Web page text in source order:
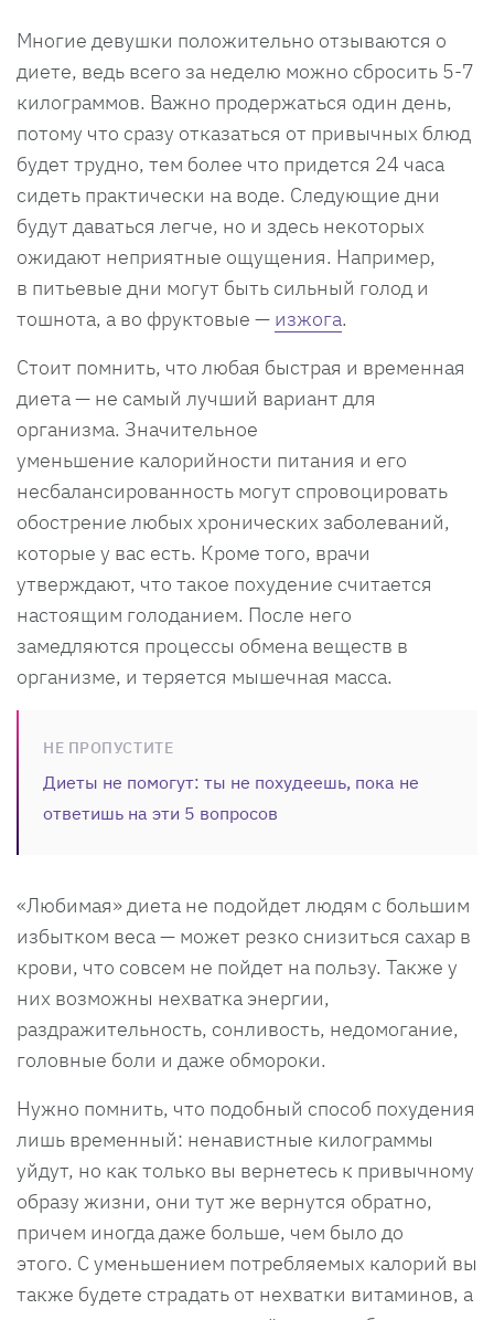
Многие девушки положительно отзываются о
диете, ведь всего за неделю можно сбросить 5-7
килограммов. Важно продержаться один день,
потому что сразу отказаться от привычных блюд
будет трудно, тем более что придется 24 часа
сидеть практически на воде. Следующие дни
будут даваться легче, но и здесь некоторых
ожидают неприятные ощущения. Например,
в питьевые дни могут быть сильный голод и
тошнота, а во фруктовые — изжога.
Стоит помнить, что любая быстрая и временная
диета — не самый лучший вариант для
организма. Значительное
уменьшение калорийности питания и его
несбалансированность могут спровоцировать
обострение любых хронических заболеваний,
которые у вас есть. Кроме того, врачи
утверждают, что такое похудение считается
настоящим голоданием. После него
замедляются процессы обмена веществ в
организме, и теряется мышечная масса.
НЕ ПРОПУСТИТЕ
Диеты не помогут: ты не похудеешь, пока не
ответишь на эти 5 вопросов
«Любимая» диета не подойдет людям с большим
избытком веса — может резко снизиться сахар в
крови, что совсем не пойдет на пользу. Также у
них возможны нехватка энергии,
раздражительность, сонливость, недомогание,
головные боли и даже обмороки.
Нужно помнить, что подобный способ похудения
лишь временный: ненавистные килограммы
уйдут, но как только вы вернетесь к привычному
образу жизни, они тут же вернутся обратно,
причем иногда даже больше, чем было до
этого. С уменьшением потребляемых калорий вы
также будете страдать от нехватки витаминов, а